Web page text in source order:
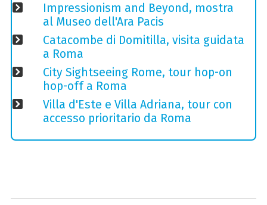
Impressionism and Beyond, mostra
al Museo dell'Ara Pacis
Catacombe di Domitilla, visita guidata
a Roma
City Sightseeing Rome, tour hop-on
hop-off a Roma
Villa d'Este e Villa Adriana, tour con
accesso prioritario da Roma